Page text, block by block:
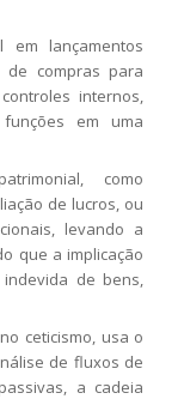
em lançamentos
de compras para
internos,
em uma
como
de lucros, ou
levando a
que a implicação
de bens,
ceticismo, usa o
de fluxos de
a cadeia